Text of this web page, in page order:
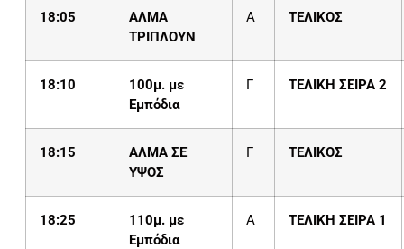
18:05
ΑΛΜΑ
ΤΡΙΠΛΟΥΝ
Α ΤΕΛΙΚΟΣ
18:10
100μ. με
Εμπόδια
Γ ΤΕΛΙΚΗ ΣΕΙΡΑ 2
18:15
ΑΛΜΑ ΣΕ
ΥΨΟΣ
Γ ΤΕΛΙΚΟΣ
18:25
110μ. με
Εμπόδια
Α ΤΕΛΙΚΗ ΣΕΙΡΑ 1